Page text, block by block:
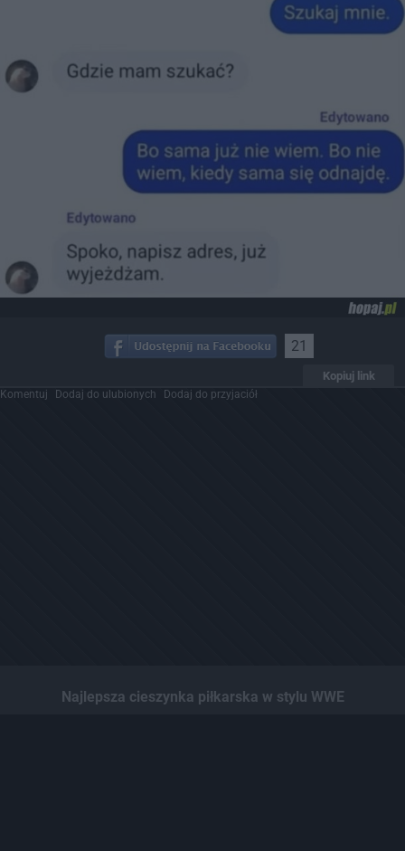
21
Kopiuj link
Komentuj Dodaj do ulubionych Dodaj do przyjaciół
Najlepsza cieszynka piłkarska w stylu WWE